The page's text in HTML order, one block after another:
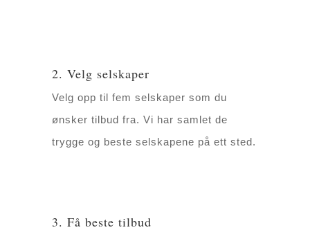
2. Velg selskaper
Velg opp til fem selskaper som du
ønsker tilbud fra. Vi har samlet de
trygge og beste selskapene på ett sted.
3. Få beste tilbud